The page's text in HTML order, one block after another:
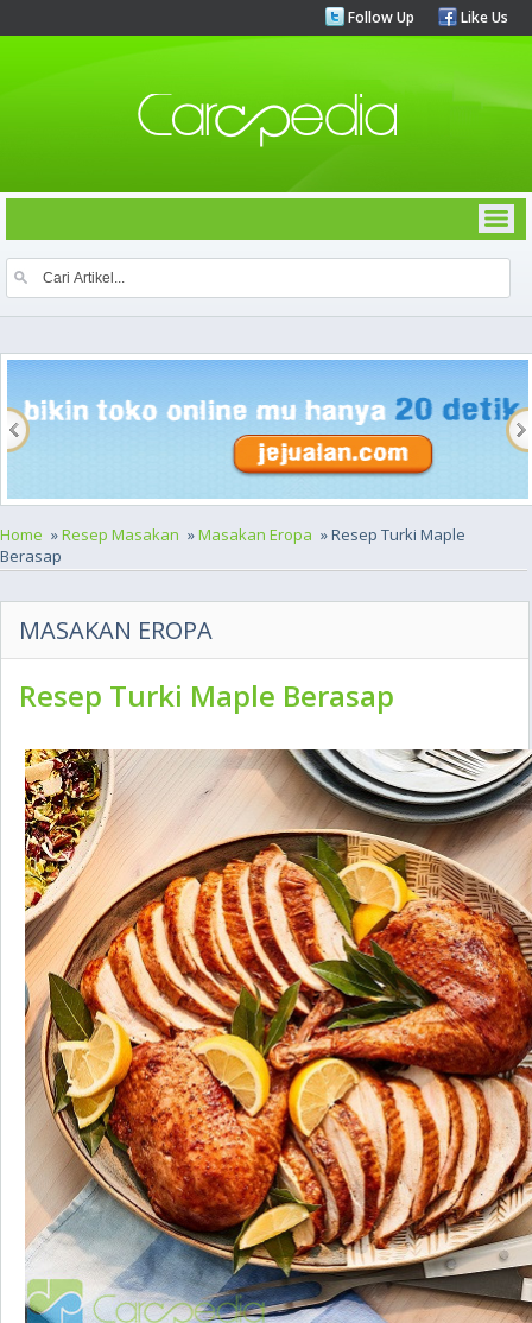
Follow Up Like Us
Home »Resep Masakan »Masakan Eropa » Resep Turki Maple
Berasap
MASAKAN EROPA
Resep Turki Maple Berasap